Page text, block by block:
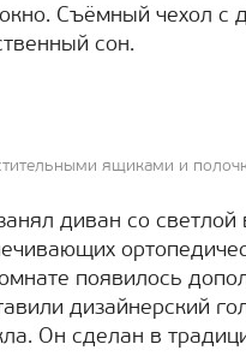
Съёмный чехол с
сон.
ящиками и
диван со
появилось
дизайнерский
Он сделан в